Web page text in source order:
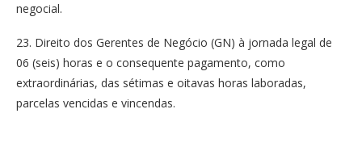
negocial.
23. Direito dos Gerentes de Negócio (GN) à jornada legal de
06 (seis) horas e o consequente pagamento, como
extraordinárias, das sétimas e oitavas horas laboradas,
parcelas vencidas e vincendas.